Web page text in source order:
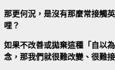
那更何況，是沒有那麼常接觸
哩？
如果不改善或拋棄這種「自以
念，那我們就很難改變、很難